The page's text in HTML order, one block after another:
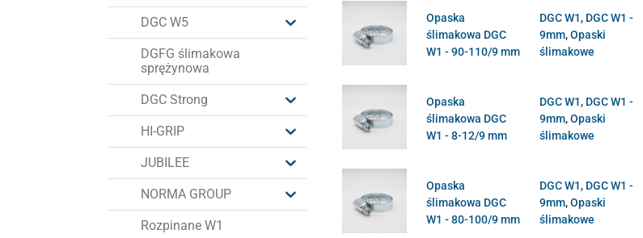
DGC W5
DGFG ślimakowa
sprężynowa
DGC Strong
HI-GRIP
JUBILEE
NORMA GROUP
Rozpinane W1
Opaska
ślimakowa DGC
W1 - 90-110/9 mm
DGC W1, DGC W1 -
9mm,Opaski
ślimakowe
Opaska
ślimakowa DGC
W1 - 8-12/9 mm
DGC W1, DGC W1 -
9mm,Opaski
ślimakowe
Opaska
ślimakowa DGC
W1 - 80-100/9 mm
DGC W1, DGC W1 -
9mm,Opaski
ślimakowe